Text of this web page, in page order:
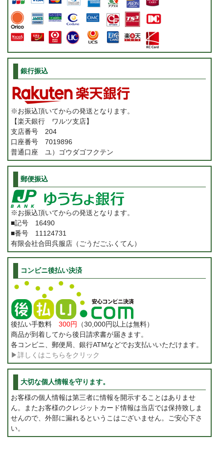
銀行振込
※お振込頂いてからの発送となります。
【楽天銀行 ワルツ支店】
支店番号 204
口座番号 7019896
普通口座 ユ）ゴウダゴフクテン
郵便振込
※お振込頂いてからの発送となります。
■記号 16490
■番号 11124731
有限会社合田呉服店（ごうだごふくてん）
コンビニ後払い決済
後払い手数料 300円
（30,000円以上は無料）
商品が到着してから後日請求書が届きます。
各コンビニ、郵便局、銀行ATMなどでお支払いいただけます。
▶詳しくはこちらをクリック
大切な個人情報を守ります。
お客様の個人情報は第三者に情報を開示することはありませ
ん。またお客様のクレジットカード情報は当店では保持致しま
せんので、外部に漏れるというこはございません。ご安心下さ
い。